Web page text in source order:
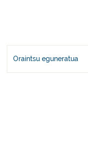
Oraintsu eguneratua